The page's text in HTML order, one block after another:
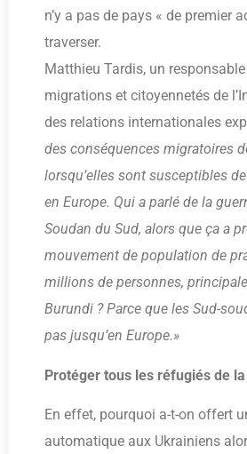
n’y a pas de pays « de premier
traverser.
Matthieu Tardis, un
migrations et citoyennetés de
des relations internationales
des conséquences migratoires
lorsqu’elles sont susceptibles
en Europe. Qui a parlé de la
Soudan du Sud, alors que ça a
mouvement de population de
millions de personnes,
Burundi ? Parce que les Sud-
pas jusqu’en Europe.»
Protéger tous les réfugiés de
En effet, pourquoi a-t-on offert
automatique aux Ukrainiens